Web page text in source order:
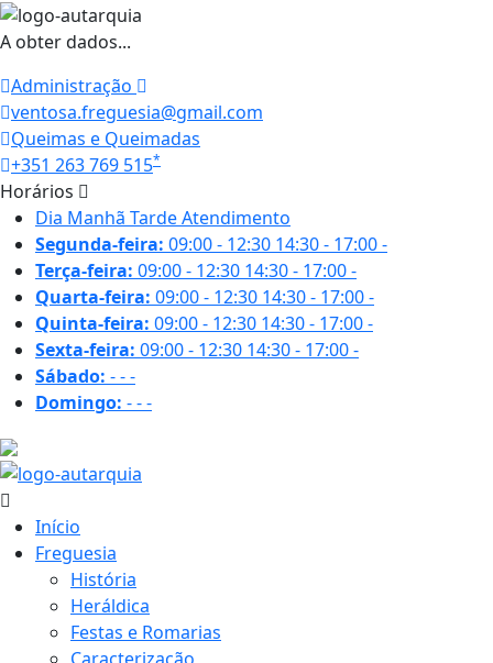
A obter dados...
Administração
ventosa.freguesia@gmail.com
Queimas e Queimadas
+351 263 769 515*
Horários
Dia Manhã TardeAtendimento
Segunda-feira: 09:00 - 12:30 14:30 - 17:00-
Terça-feira: 09:00 - 12:30 14:30 - 17:00-
Quarta-feira: 09:00 - 12:30 14:30 - 17:00-
Quinta-feira: 09:00 - 12:30 14:30 - 17:00-
Sexta-feira: 09:00 - 12:30 14:30 - 17:00-
Sábado: ---
Domingo: ---
Início
Freguesia
História
Heráldica
Festas e Romarias